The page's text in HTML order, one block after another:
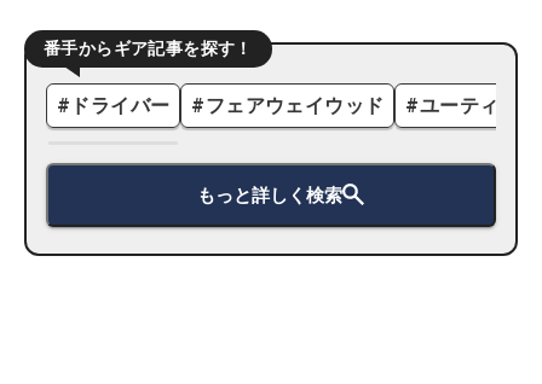
番手からギア記事を探す！
# ドライバー #フェアウェイウッド #ユーティリ
もっと詳しく検索